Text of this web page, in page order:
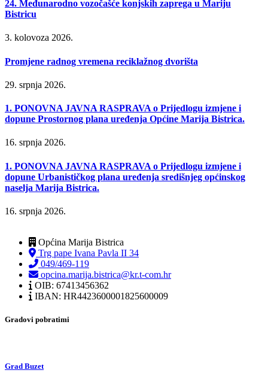
24. Međunarodno vozočašće konjskih zaprega u Mariju
Bistricu
3. kolovoza 2026.
Promjene radnog vremena reciklažnog dvorišta
29. srpnja 2026.
1. PONOVNA JAVNA RASPRAVA o Prijedlogu izmjene i
dopune Prostornog plana uređenja Općine Marija Bistrica.
16. srpnja 2026.
1. PONOVNA JAVNA RASPRAVA o Prijedlogu izmjene i
dopune Urbanističkog plana uređenja središnjeg općinskog
naselja Marija Bistrica.
16. srpnja 2026.
Općina Marija Bistrica
Trg pape Ivana Pavla II 34
049/469-119
opcina.marija.bistrica@kr.t-com.hr
OIB: 67413456362
IBAN: HR4423600001825600009
Gradovi pobratimi
Grad Buzet